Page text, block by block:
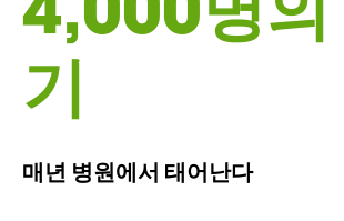
4,000명의
기
매년 병원에서 태어난다